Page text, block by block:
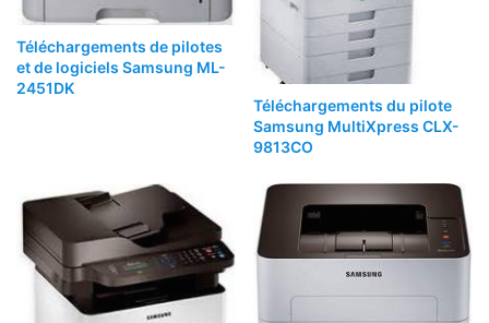
Téléchargements de pilotes
et de logiciels Samsung ML-
2451DK
Téléchargements du pilote
Samsung MultiXpress CLX-
9813CO